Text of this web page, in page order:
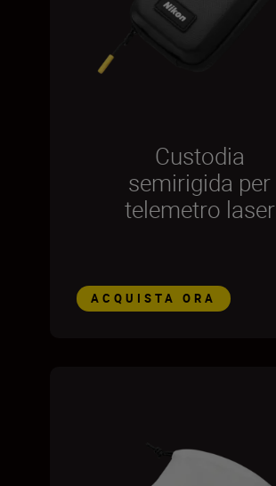
Custodia
semirigida per
telemetro laser
ACQUISTA ORA